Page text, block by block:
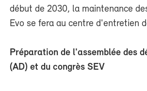
début de 2030, la maintenance
Evo se fera au centre d'entretien
Préparation de l'assemblée des
(AD) et du congrès SEV